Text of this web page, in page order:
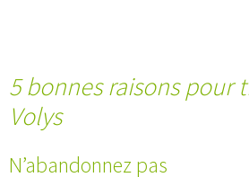
5 bonnes raisons pour
Volys
N’abandonnez pas